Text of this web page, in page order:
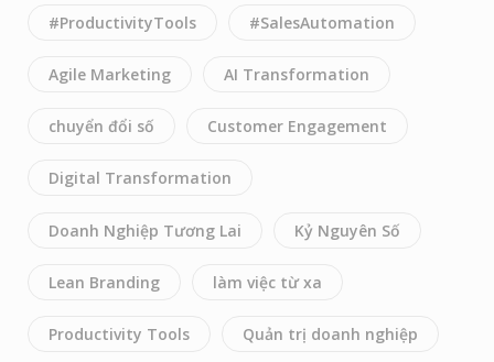
#ProductivityTools #SalesAutomation
Agile Marketing AI Transformation
chuyển đổi số Customer Engagement
Digital Transformation
Doanh Nghiệp Tương Lai Kỷ Nguyên Số
Lean Branding làm việc từ xa
Productivity Tools Quản trị doanh nghiệp